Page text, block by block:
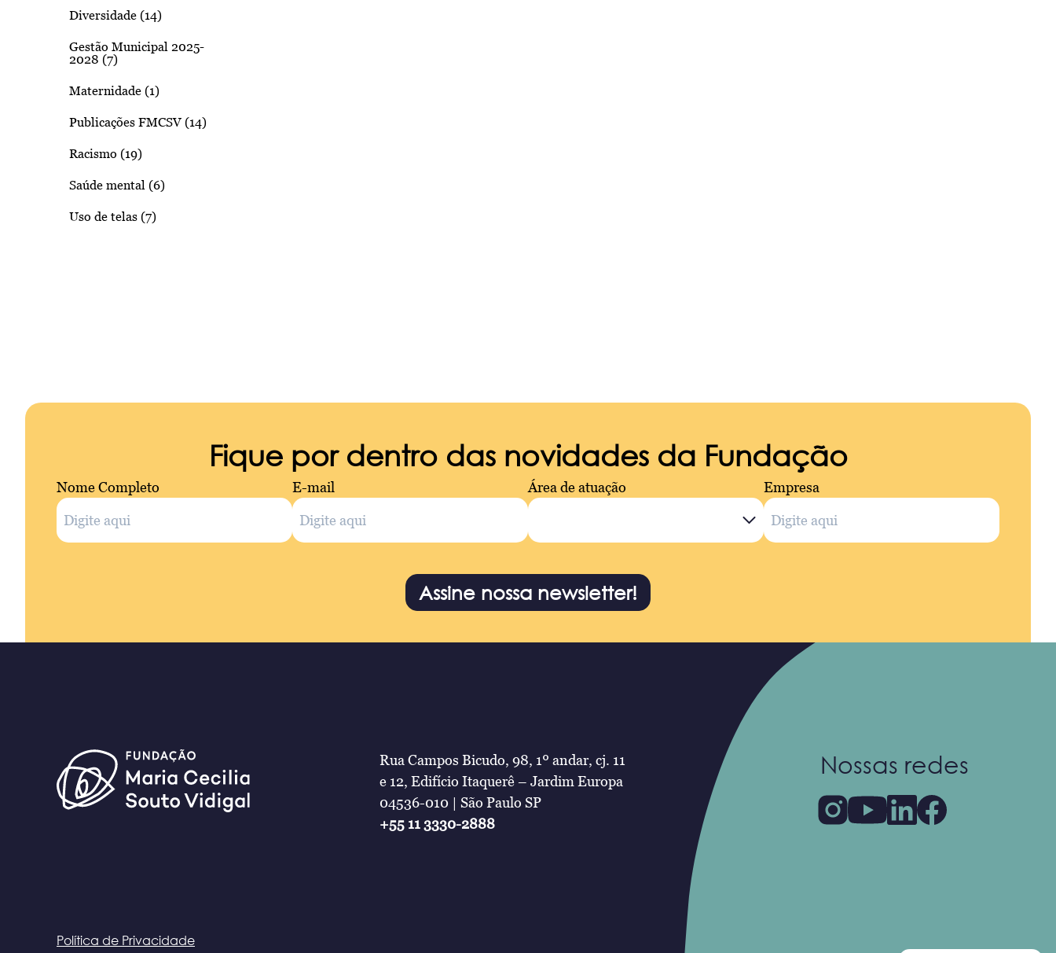
Diversidade (14)
Gestão Municipal 2025-
2028 (7)
Maternidade (1)
Publicações FMCSV (14)
Racismo (19)
Saúde mental (6)
Uso de telas (7)
Fique por dentro das novidades da Fundação
Nome Completo E-mail Área de atuação Empresa
Assine nossa newsletter!
Rua Campos Bicudo, 98, 1º andar, cj. 11
e 12, Edifício Itaquerê – Jardim Europa
04536-010 | São Paulo SP
+55 11 3330-2888
Nossas redes
Política de Privacidade